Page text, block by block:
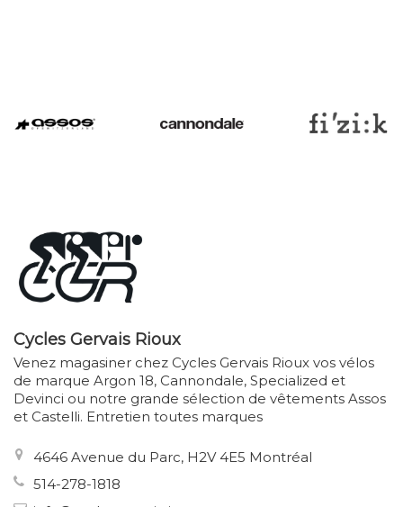
Cycles Gervais Rioux
Venez magasiner chez Cycles Gervais Rioux vos vélos
de marque Argon 18, Cannondale, Specialized et
Devinci ou notre grande sélection de vêtements Assos
et Castelli. Entretien toutes marques
4646 Avenue du Parc, H2V 4E5 Montréal
514-278-1818